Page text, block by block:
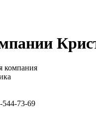
компания
544-73-69